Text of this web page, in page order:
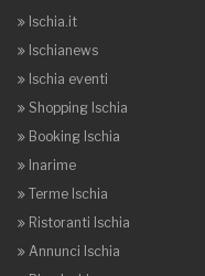
Ischia.it
Ischianews
Ischia eventi
Shopping Ischia
Booking Ischia
Inarime
Terme Ischia
Ristoranti Ischia
Annunci Ischia